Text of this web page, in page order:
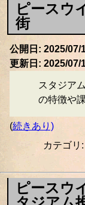
ピースウ
街
公開日: 2025/07/
更新日: 2025/07/
スタジア
の特徴や
(続きあり)
カテゴリ:
ピースウ